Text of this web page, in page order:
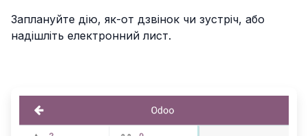
Заплануйте дію, як-от дзвінок чи зустріч, або
надішліть електронний лист.